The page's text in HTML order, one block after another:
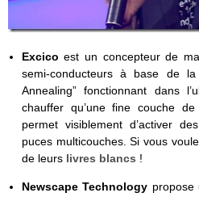
Excicoest un concepteur de
semi-conducteurs à base de
Annealing” fonctionnant dans
chauffer qu’une fine couche
permet visiblement d’activer
puces multicouches. Si vous
de leurs livres blancs !
Newscape Technology propose